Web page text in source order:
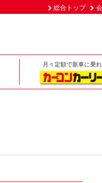
総合トップ
月々定額で新車に乗れ